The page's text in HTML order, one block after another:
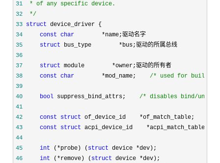
31
32
*/
33 struct
34
const char
        *
35
struct bus_type        *
36
37
struct module        *
38
const char
        *mod_name;
/* used for built-in
39
40
bool suppress_bind_attrs; /* disables bind/
41
42
const struct of_device_id    *
43
const struct acpi_device_id    *
44
45
int (*probe) ( struct device *
46
int (*remove) ( struct device *